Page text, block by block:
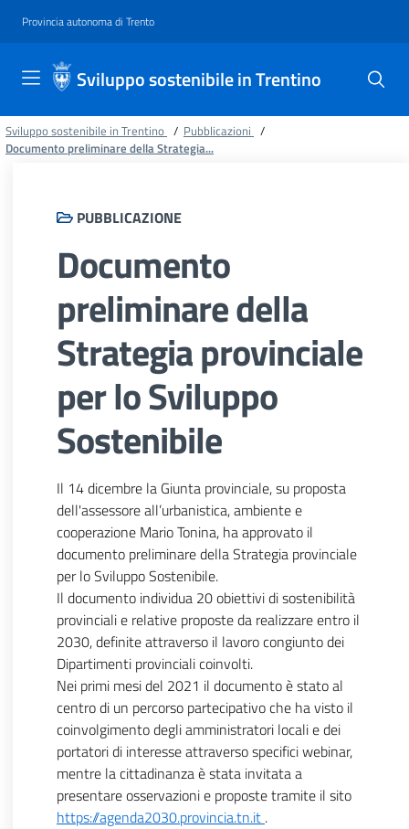
Provincia autonoma di Trento
Sviluppo sostenibile in Trentino
Sviluppo sostenibile in Trentino / Pubblicazioni /
Documento preliminare della Strategia...
PUBBLICAZIONE
Documento
preliminare della
Strategia provinciale
per lo Sviluppo
Sostenibile
Il 14 dicembre la Giunta provinciale, su proposta
dell'assessore all’urbanistica, ambiente e
cooperazione Mario Tonina, ha approvato il
documento preliminare della Strategia provinciale
per lo Sviluppo Sostenibile.
Il documento individua 20 obiettivi di sostenibilità
provinciali e relative proposte da realizzare entro il
2030, definite attraverso il lavoro congiunto dei
Dipartimenti provinciali coinvolti.
Nei primi mesi del 2021 il documento è stato al
centro di un percorso partecipativo che ha visto il
coinvolgimento degli amministratori locali e dei
portatori di interesse attraverso specifici webinar,
mentre la cittadinanza è stata invitata a
presentare osservazioni e proposte tramite il sito
https://agenda2030.provincia.tn.it .